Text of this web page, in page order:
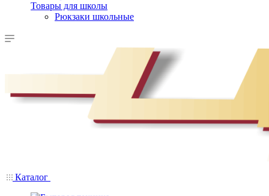
Товары для школы
Рюкзаки школьные
Каталог